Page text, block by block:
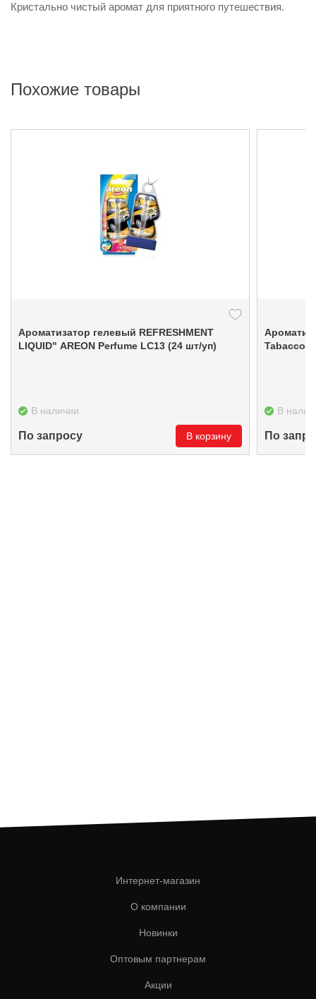
Кристально чистый аромат для приятного путешествия.
Похожие товары
Ароматизатор гелевый REFRESHMENT
LIQUID" AREON Perfume LC13 (24 шт/уп)
В наличии
По запросу В корзину
В
По
Интернет-магазин
О компании
Новинки
Оптовым партнерам
Акции